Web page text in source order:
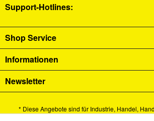
Support-Hotlines:
Shop Service
Informationen
Newsletter
* Diese Angebote sind für Industrie, Handel,